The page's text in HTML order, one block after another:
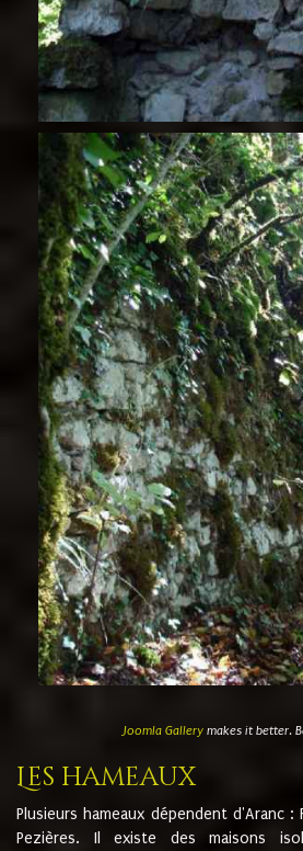
Joomla Gallerymakes it better.
Les hameaux
Plusieurs hameaux dépendent d'Aranc :
Pezières. Il existe des maisons